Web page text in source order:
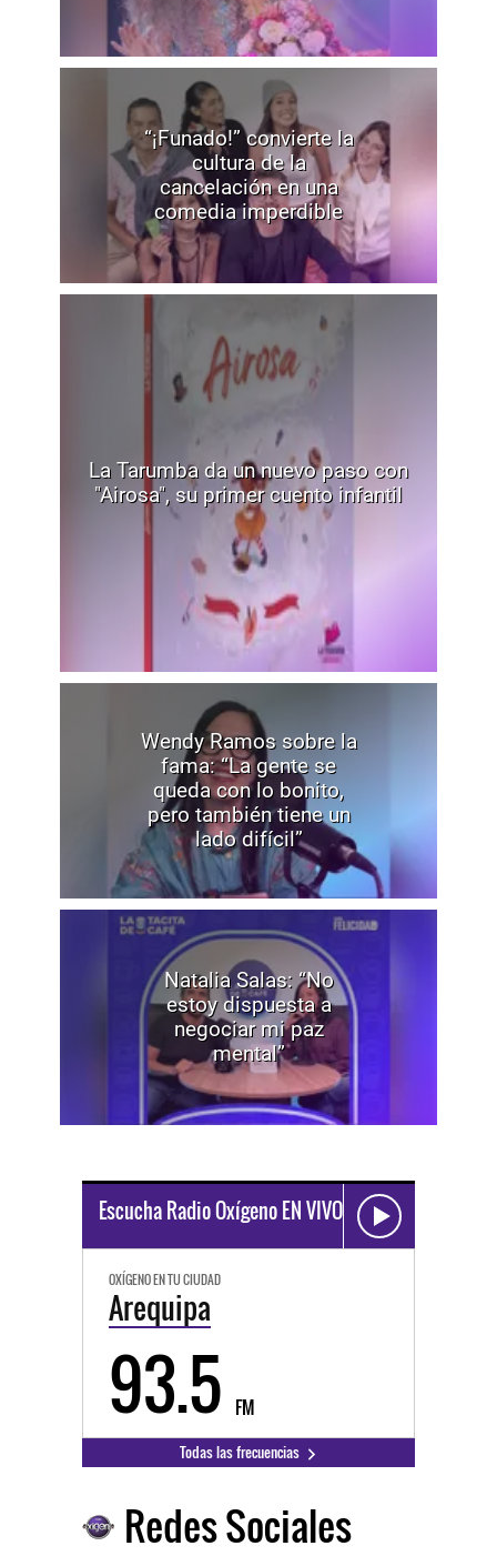
“¡Funado!” convierte la
cultura de la
cancelación en una
comedia imperdible
La Tarumba da un nuevo paso con
"Airosa", su primer cuento infantil
Wendy Ramos sobre la
fama: “La gente se
queda con lo bonito,
pero también tiene un
lado difícil”
Natalia Salas: “No
estoy dispuesta a
negociar mi paz
mental”
Escucha Radio Oxígeno EN VIVO
OXÍGENO EN TU CIUDAD
Arequipa
93.5 FM
Todas las frecuencias
Redes Sociales